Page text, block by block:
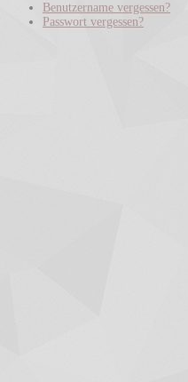
Benutzername vergessen?
Passwort vergessen?